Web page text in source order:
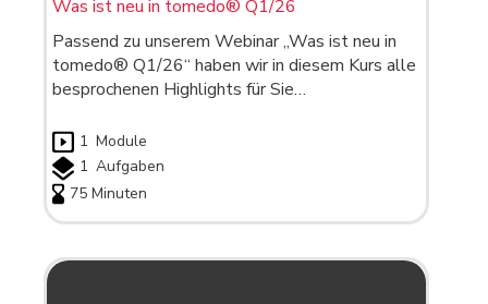
Was ist neu in tomedo® Q1/26
Passend zu unserem Webinar „Was ist neu in
tomedo® Q1/26“ haben wir in diesem Kurs alle
besprochenen Highlights für Sie…
1 Module
1 Aufgaben
75 Minuten